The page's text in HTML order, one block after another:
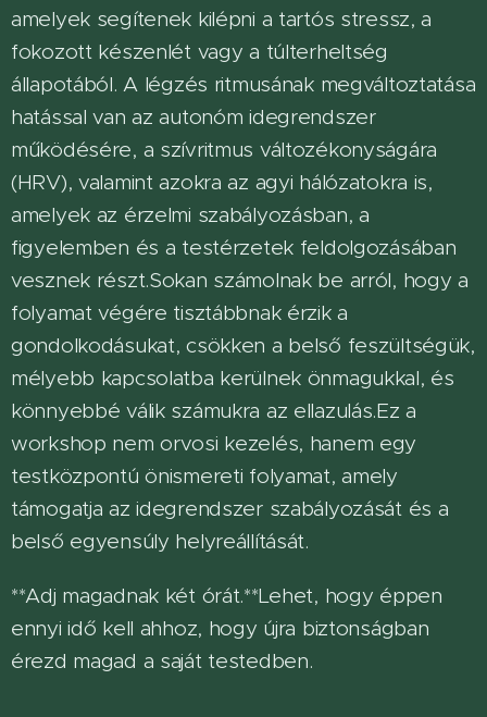
amelyek segítenek kilépni a tartós stressz, a
fokozott készenlét vagy a túlterheltség
állapotából. A légzés ritmusának megváltoztatása
hatással van az autonóm idegrendszer
működésére, a szívritmus változékonyságára
(HRV), valamint azokra az agyi hálózatokra is,
amelyek az érzelmi szabályozásban, a
figyelemben és a testérzetek feldolgozásában
vesznek részt.Sokan számolnak be arról, hogy a
folyamat végére tisztábbnak érzik a
gondolkodásukat, csökken a belső feszültségük,
mélyebb kapcsolatba kerülnek önmagukkal, és
könnyebbé válik számukra az ellazulás.Ez a
workshop nem orvosi kezelés, hanem egy
testközpontú önismereti folyamat, amely
támogatja az idegrendszer szabályozását és a
belső egyensúly helyreállítását.
**Adj magadnak két órát.**Lehet, hogy éppen
ennyi idő kell ahhoz, hogy újra biztonságban
érezd magad a saját testedben.